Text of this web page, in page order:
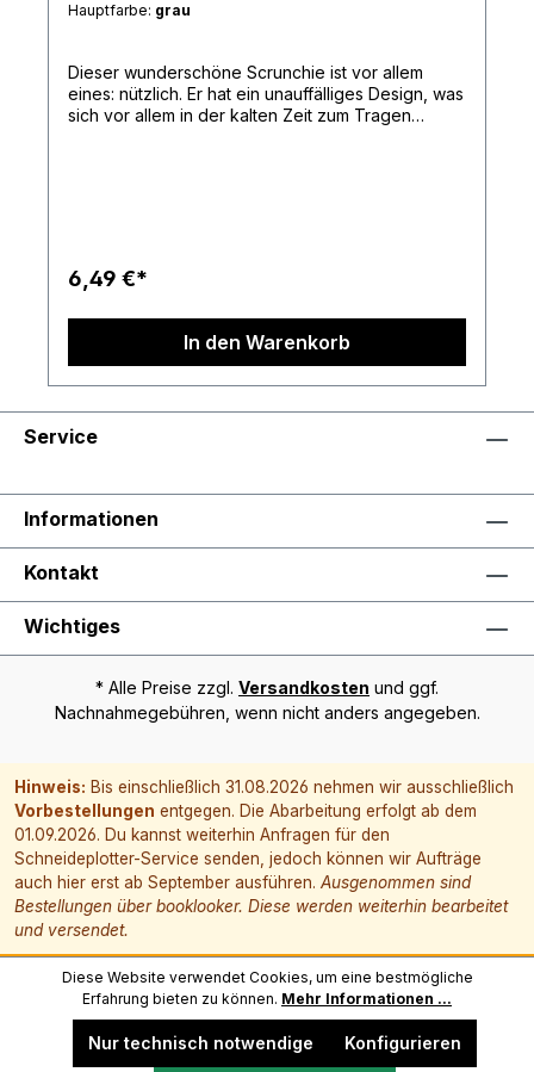
Hauptfarbe: grau
Dieser wunderschöne Scrunchie ist vor allem
eines: nützlich. Er hat ein unauffälliges Design, was
sich vor allem in der kalten Zeit zum Tragen
6,49 €*
In den Warenkorb
Service
Informationen
Kontakt
Wichtiges
* Alle Preise zzgl. Versandkosten und ggf.
Nachnahmegebühren, wenn nicht anders angegeben.
Diese Website verwendet Cookies, um eine bestmögliche
Erfahrung bieten zu können. Mehr Informationen ...
Nur technisch notwendige Konfigurieren
Hinweis: Bis einschließlich 31.08.2026 nehmen wir ausschließlich
Vorbestellungen entgegen. Die Abarbeitung erfolgt ab dem
01.09.2026. Du kannst weiterhin Anfragen für den
Schneideplotter-Service senden, jedoch können wir Aufträge
auch hier erst ab September ausführen. Ausgenommen sind
Bestellungen über booklooker. Diese werden weiterhin bearbeitet
und versendet.